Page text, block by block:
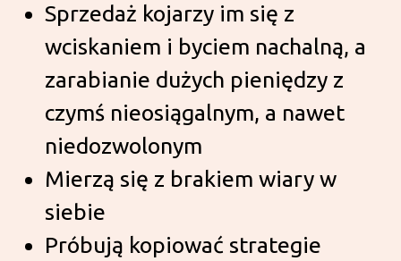
Sprzedaż kojarzy im się z
wciskaniem i byciem nachalną, a
zarabianie dużych pieniędzy z
czymś nieosiągalnym, a nawet
niedozwolonym
Mierzą się z brakiem wiary w
siebie
Próbują kopiować strategie